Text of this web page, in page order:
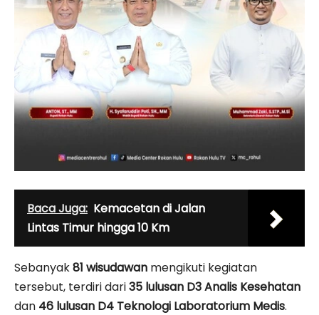
Baca Juga: Kemacetan di Jalan
Lintas Timur hingga 10 Km
Sebanyak81 wisudawan mengikuti kegiatan
tersebut, terdiri dari35 lulusan D3 Analis Kesehatan
dan 46 lulusan D4 Teknologi Laboratorium Medis.